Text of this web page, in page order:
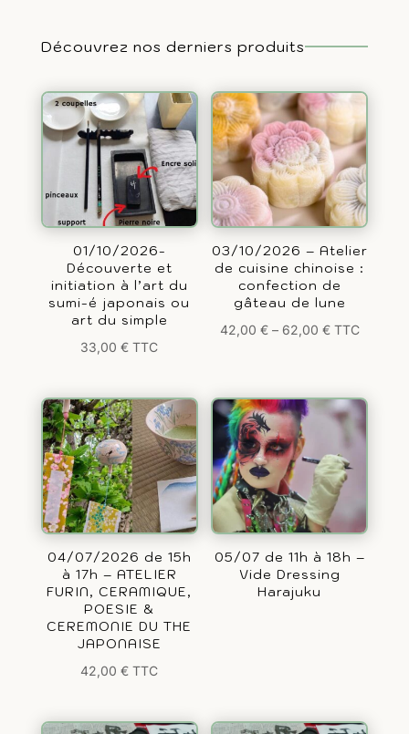
Découvrez nos derniers produits
01/10/2026-
Découverte et
initiation à l’art du
sumi-é japonais ou
art du simple
33,00€ TTC
03/10/2026 – Atelier
de cuisine chinoise :
confection de
gâteau de lune
42,00 €– 62,00 € TTC
04/07/2026 de 15h
à 17h – ATELIER
FURIN, CERAMIQUE,
POESIE &
CEREMONIE DU THE
JAPONAISE
42,00€ TTC
05/07 de 11h à 18h –
Vide Dressing
Harajuku